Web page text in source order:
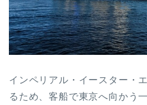
インペリアル・イースター・
るため、客船で東京へ向かう一